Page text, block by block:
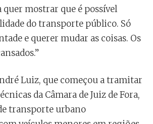
quer mostrar que é possível
do transporte público. Só
e querer mudar as coisas. Os
Luiz, que começou a tramitar
da Câmara de Juiz de Fora,
transporte urbano